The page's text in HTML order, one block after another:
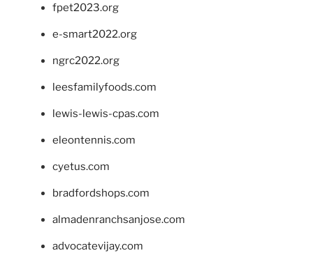
fpet2023.org
e-smart2022.org
ngrc2022.org
leesfamilyfoods.com
lewis-lewis-cpas.com
eleontennis.com
cyetus.com
bradfordshops.com
almadenranchsanjose.com
advocatevijay.com